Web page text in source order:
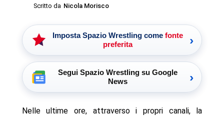
Scritto da Nicola Morisco
Imposta Spazio Wrestling come fonte
preferita
›
Segui Spazio Wrestling su Google
News
›
Nelle ultime ore, attraverso i propri canali, la